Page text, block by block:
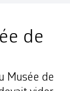
de
Musée de